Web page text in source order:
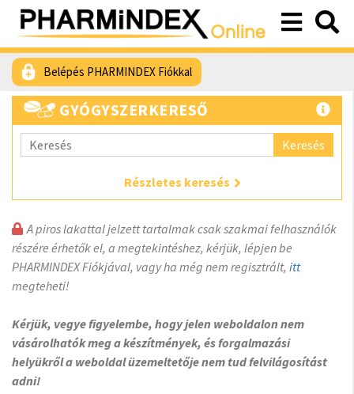
Belépés PHARMINDEX Fiókkal
GYÓGYSZERKERESŐ
Keresés
Részletes keresés
A piros lakattal jelzett tartalmak csak szakmai felhasználók
részére érhetők el, a megtekintéshez, kérjük, lépjen be
PHARMINDEX Fiókjával, vagy ha még nem regisztrált, itt
megteheti!
Kérjük, vegye figyelembe, hogy jelen weboldalon nem
vásárolhatók meg a készítmények, és forgalmazási
helyükről a weboldal üzemeltetője nem tud felvilágosítást
adni!